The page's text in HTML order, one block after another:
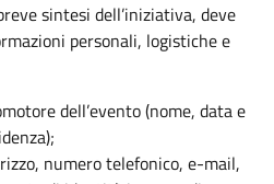
sintesi dell’iniziativa, deve
personali, logistiche e
dell’evento (nome, data e
numero telefonico, e-mail,